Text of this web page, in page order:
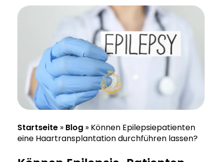
Startseite » Blog » Können Epilepsiepatienten
eine Haartransplantation durchführen lassen?